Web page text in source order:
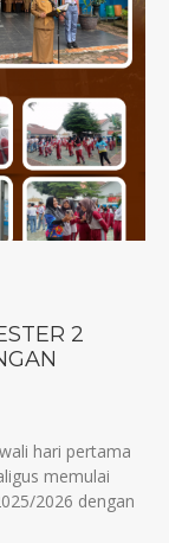
2
hari pertama
memulai
2026 dengan